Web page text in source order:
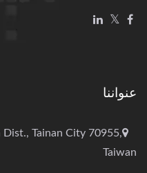
عنواننا
Dist., Tainan City 70955,
Taiwan